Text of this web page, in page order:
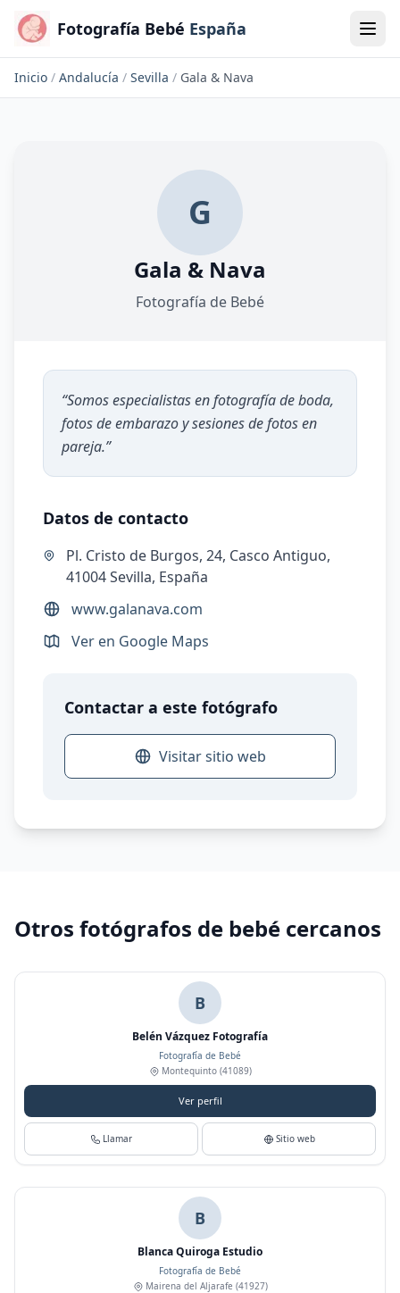
Fotografía Bebé España
Inicio / Andalucía / Sevilla / Gala & Nava
G
Gala & Nava
Fotografía de Bebé
“Somos especialistas en fotografía de boda,
fotos de embarazo y sesiones de fotos en
pareja.”
Datos de contacto
Pl. Cristo de Burgos, 24, Casco Antiguo,
41004 Sevilla, España
www.galanava.com
Ver en Google Maps
Contactar a este fotógrafo
Visitar sitio web
Otros fotógrafos de bebé cercanos
B
Belén Vázquez Fotografía
Fotografía de Bebé
Montequinto(41089)
Ver perfil
Llamar Sitio web
B
Blanca Quiroga Estudio
Fotografía de Bebé
Mairena del Aljarafe (41927)